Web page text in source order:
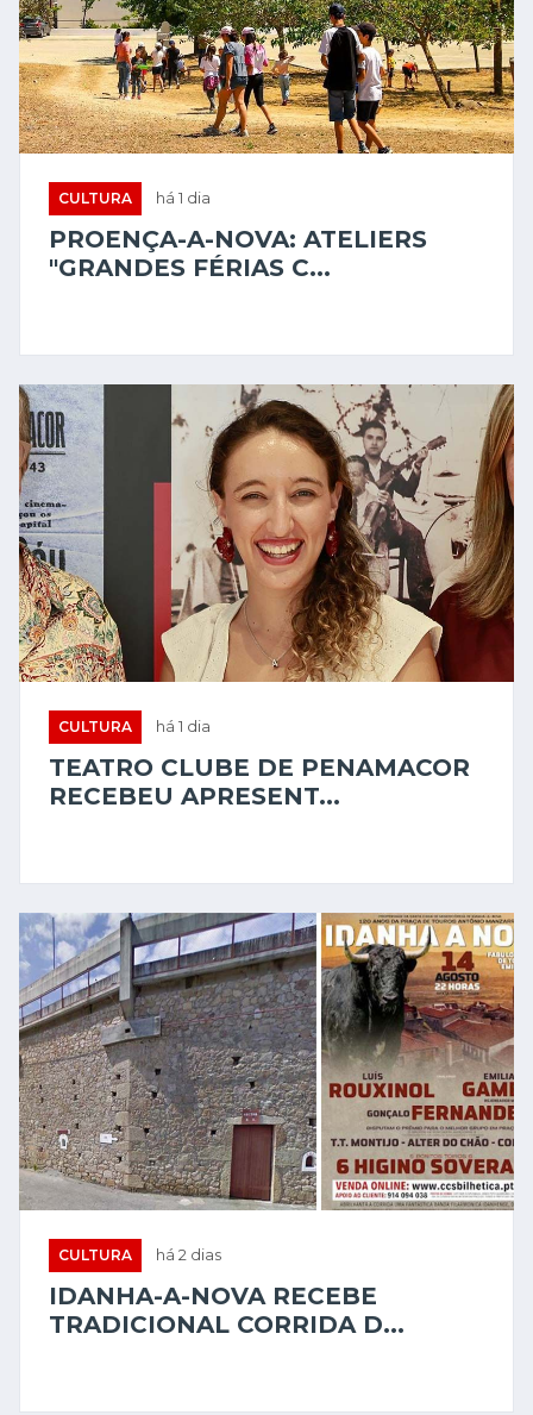
CULTURA há 1 dia
PROENÇA-A-NOVA: ATELIERS
"GRANDES FÉRIAS C...
CULTURA há 1 dia
TEATRO CLUBE DE PENAMACOR
RECEBEU APRESENT...
CULTURA há 2 dias
IDANHA-A-NOVA RECEBE
TRADICIONAL CORRIDA D...